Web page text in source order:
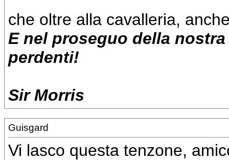
che oltre alla cavalleria,
E nel proseguo della
perdenti!
Sir Morris
Guisgard
Vi lasco questa tenzone,